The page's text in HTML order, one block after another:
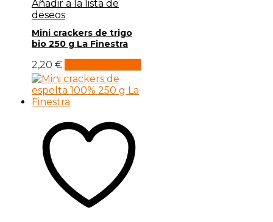
Añadir a la lista de
deseos
Mini crackers de trigo
bio 250 g La Finestra
2,20 €